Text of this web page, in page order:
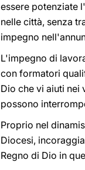
essere potenziate
nelle città, senza
impegno
L'impegno di
con formatori
Dio che vi aiuti nei
possono
Proprio nel
Diocesi,
Regno di Dio in